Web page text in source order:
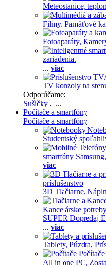
Meteostanice,
Filmy, Pamäťové
Fotoaparáty,
zariadenia.
... viac
TV konzoly na
Odporúčame:
Sušičky , ...
Počítače a smartfóny
Počítače a smartfóny
Študentský
smartfóny Samsung,
viac
príslušenstvo
3D Tlačiarne,
Kancelárske potreby
SUPER Dopredaj
... viac
Tablety, Púzdra,
Počítače
All in one PC,